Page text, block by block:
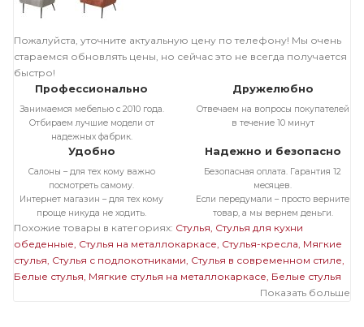
Пожалуйста, уточните актуальную цену по телефону! Мы очень
стараемся обновлять цены, но сейчас это не всегда получается
быстро!
Профессионально
Занимаемся мебелью с 2010 года.
Отбираем лучшие модели от
надежных фабрик.
Дружелюбно
Отвечаем на вопросы покупателей
в течение 10 минут
Удобно
Салоны – для тех кому важно
посмотреть самому.
Интернет магазин – для тех кому
проще никуда не ходить.
Надежно и безопасно
Безопасная оплата. Гарантия 12
месяцев.
Если передумали – просто верните
товар, а мы вернем деньги.
Похожие товары в категориях: Стулья Стулья для кухни
обеденные Стулья на металлокаркасе Стулья-кресла Мягкие
стулья Стулья с подлокотниками Стулья в современном стиле
Белые стулья Мягкие стулья на металлокаркасе Белые стулья
Стулья на черном металлокаркасе Мягкие
Показать больше